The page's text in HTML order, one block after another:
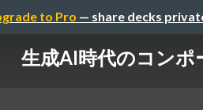
to Pro — share decks
生成AI時代のコン